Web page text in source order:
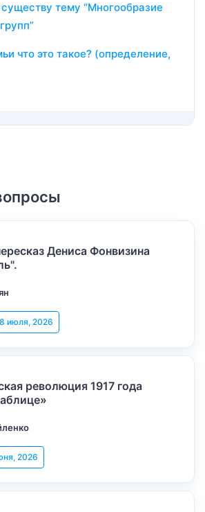
тему “Многообразие
что это такое? (определение,
Дениса Фонвизина
июля, 2026
революция 1917 года
2026